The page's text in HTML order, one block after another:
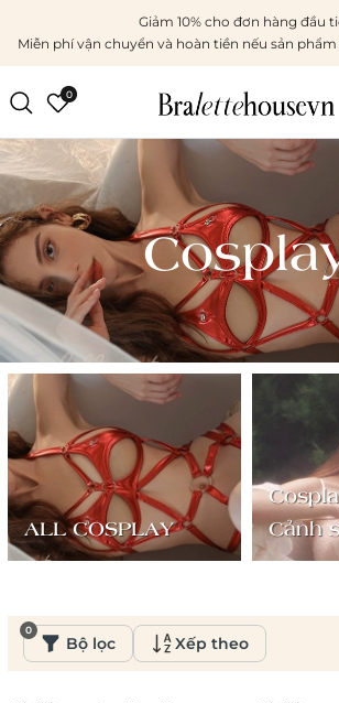
Giảm 10% cho đơn hàng đầu
Miễn phí vận chuyển và hoàn tiền nếu sản
0
ALL COSPLAY
Cảnh
Bộ lọc
0
Xếp theo